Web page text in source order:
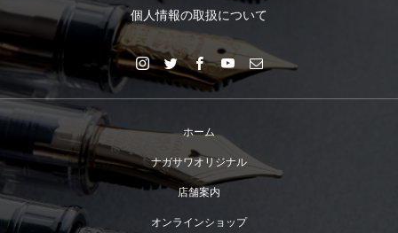
個人情報の取扱について
ホーム
ナガサワオリジナル
店舗案内
オンラインショップ